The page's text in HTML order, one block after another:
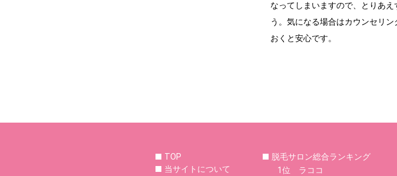
なってしまいますので、とりあ
う。気になる場合はカウンセリ
おくと安心です。
TOP
当サイトについて
脱毛サロン総合ランキング
1位 ラココ